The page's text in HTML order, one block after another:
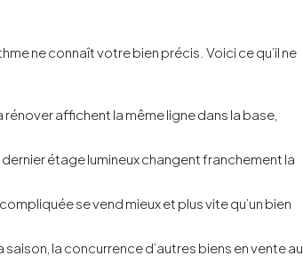
ne connaît votre bien précis. Voici ce qu’il ne
affichent la même ligne dans la base,
dernier étage lumineux changent franchement la
se vend mieux et plus vite qu’un bien
la concurrence d’autres biens en vente au